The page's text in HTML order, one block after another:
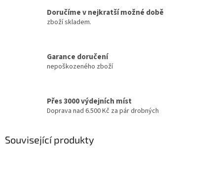
Doručíme v nejkratší možné době
zboží skladem.
Garance doručení
nepoškozeného zboží
Přes 3000 výdejních míst
Doprava nad 6.500 Kč za pár drobných
Související produkty